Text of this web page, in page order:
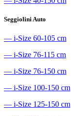
Seggiolini Auto
― i-Size 60-105 cm
― i-Size 76-115 cm
― i-Size 76-150 cm
― i-Size 100-150 cm
― i-Size 125-150 cm